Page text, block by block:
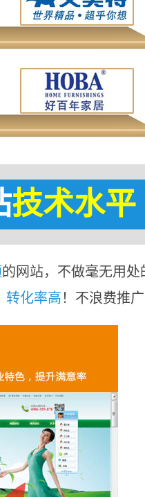
技术水平
的网站，不做毫无用处
转化率高！不浪费推